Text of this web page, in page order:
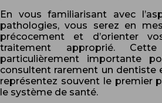
En vous familiarisant avec
pathologies, vous serez en
précocement et d’orienter
traitement approprié.
particulièrement importante
consultent rarement un dentiste
représentez souvent le premier
le système de santé.